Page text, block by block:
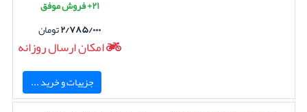
۲۱+ فروش موفق
۲/۷۸۵/۰۰۰تومان
امکان ارسال روزانه
جزییات و خرید ...